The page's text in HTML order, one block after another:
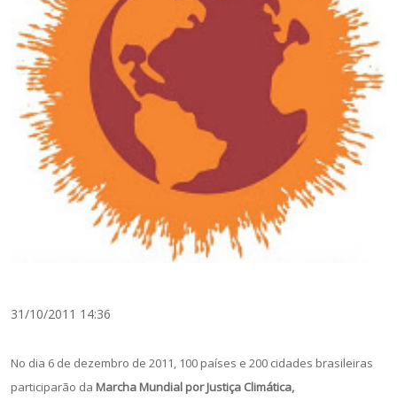
31/10/2011 14:36
No dia 6 de dezembro de 2011, 100 países e 200 cidades brasileiras
participarão da Marcha Mundial por Justiça Climática,